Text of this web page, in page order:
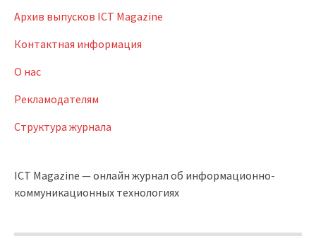
Архив выпусков ICT Magazine
Контактная информация
О нас
Рекламодателям
Структура журнала
ICT Magazine — онлайн журнал об информационно-
коммуникационных технологиях